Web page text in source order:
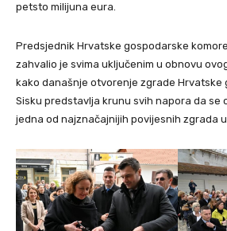
petsto milijuna eura.
Predsjednik Hrvatske gospodarske
zahvalio je svima uključenim u obnovu
kako današnje otvorenje zgrade Hrvatske
Sisku predstavlja krunu svih napora da se
jedna od najznačajnijih povijesnih zgrada u